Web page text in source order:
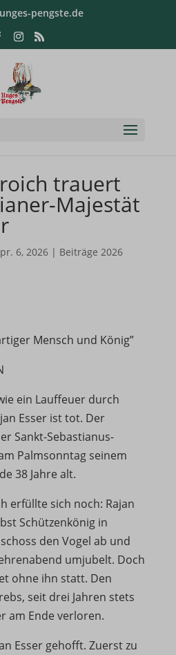
pengste.de
trauert
Majestät
6, 2026| Beiträge 2026
Mensch und König”
ein Lauffeuer durch
Esser ist tot. Der
Sankt-Sebastianus-
Palmsonntag seinem
38 Jahre alt.
erfüllte sich noch: Rajan
Schützenkönig in
den Vogel ab und
umjubelt. Doch
ohne ihn statt. Den
seit drei Jahren stets
am Ende verloren.
Esser gehofft. Zuerst zu